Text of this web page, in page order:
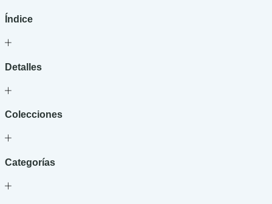
Índice
Detalles
Colecciones
Categorías